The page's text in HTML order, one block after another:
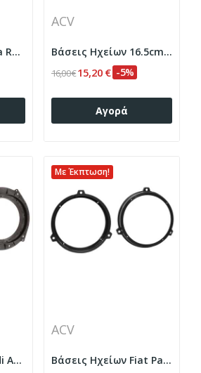
Βάσεις Ηχείων Alfa Romeo
ACV
Βάσεις Ηχείων 16.5cm - Universal
16,00 €15,20 € -5%
Αγορά
Βάσεις Ηχείων Audi A5/A6/A7
Με Έκπτωση!
ACV
Βάσεις Ηχείων Fiat Panda (Πίσω πόρτες)